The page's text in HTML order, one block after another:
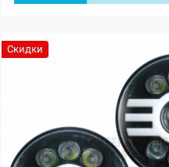
Скидки